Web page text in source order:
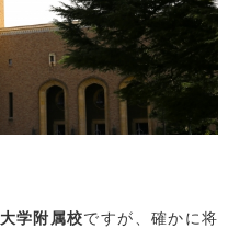
大学附属校ですが、確かに将